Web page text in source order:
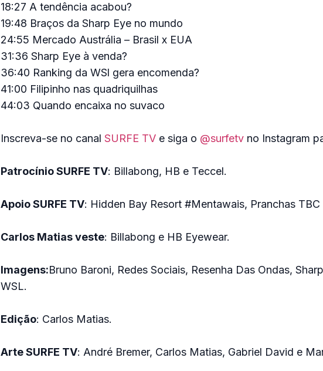
18:27 A tendência acabou?
19:48 Braços da Sharp Eye no mundo
24:55 Mercado Austrália – Brasil x EUA
31:36 Sharp Eye à venda?
36:40 Ranking da WSl gera encomenda?
41:00 Filipinho nas quadriquilhas
44:03 Quando encaixa no suvaco
Inscreva-se no canal SURFE TVe siga o @surfetvno Instagram
Patrocínio SURFE TV: Billabong, HB e Teccel.
Apoio SURFE TV: Hidden Bay Resort #Mentawais, Pranchas TBC
Carlos Matias veste: Billabong e HB Eyewear.
Imagens:Bruno Baroni, Redes Sociais, Resenha Das Ondas,
WSL.
Edição: Carlos Matias.
Arte SURFE TV: André Bremer, Carlos Matias, Gabriel David e